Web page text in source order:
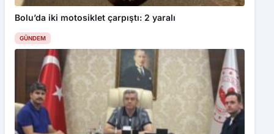
Bolu’da iki motosiklet çarpıştı: 2 yaralı
GÜNDEM